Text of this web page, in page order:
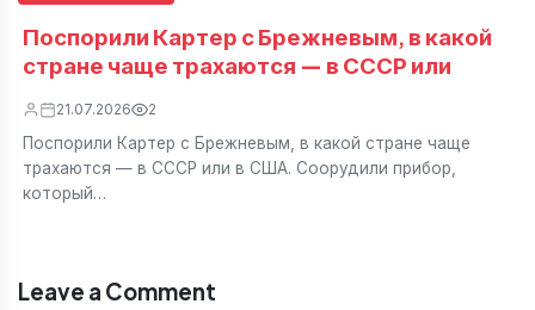
Поспорили Картер с Брежневым, в какой
стране чаще трахаются — в СССР или
21.07.2026 2
Поспорили Картер с Брежневым, в какой стране чаще
трахаются — в СССР или в США. Соорудили прибор,
который…
Leave a Comment